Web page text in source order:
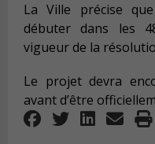
La Ville précise
débuter dans les
vigueur de la
Le projet devra
avant d’être